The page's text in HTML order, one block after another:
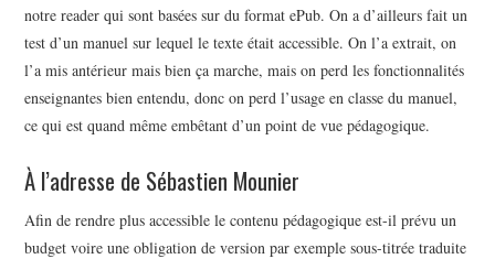
notre reader qui sont basées sur du format ePub. On a d’ailleurs fait un
test d’un manuel sur lequel le texte était accessible. On l’a extrait, on
l’a mis antérieur mais bien ça marche, mais on perd les fonctionnalités
enseignantes bien entendu, donc on perd l’usage en classe du manuel,
ce qui est quand même embêtant d’un point de vue pédagogique.
À l’adresse de Sébastien Mounier
Afin de rendre plus accessible le contenu pédagogique est-il prévu un
budget voire une obligation de version par exemple sous-titrée traduite